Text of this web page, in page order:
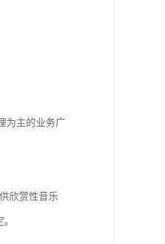
为主的业务广
欣赏性音乐